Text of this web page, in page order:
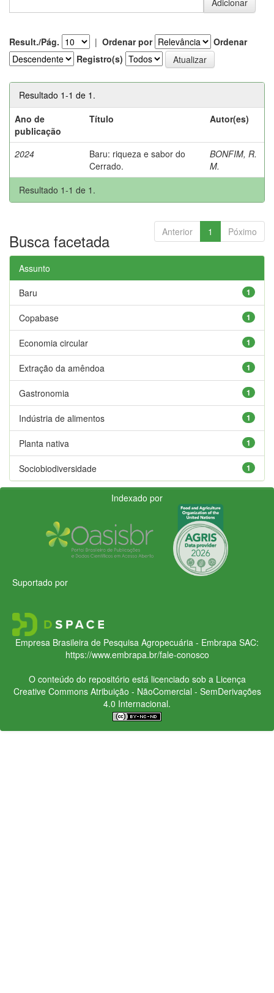
Result./Pág. | Ordenar por
Ordenar
Registro(s)
Resultado 1-1 de 1.
Ano de
publicação
Título Autor(es)
2024
Baru: riqueza e sabor do
Cerrado.
BONFIM, R.
M.
Resultado 1-1 de 1.
Anterior 1 Póximo
Busca facetada
Assunto
1
Baru
1
Copabase
1
Economia circular
1
Extração da amêndoa
1
Gastronomia
1
Indústria de alimentos
1
Planta nativa
1
Sociobiodiversidade
Indexado por
Suportado por
Empresa Brasileira de Pesquisa Agropecuária - Embrapa SAC:
https://www.embrapa.br/fale-conosco
O conteúdo do repositório está licenciado sob a Licença
Creative CommonsAtribuição - NãoComercial - SemDerivações
4.0 Internacional.